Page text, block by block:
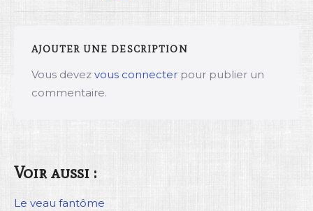
AJOUTER UNE DESCRIPTION
Vous devez vous connecter pour publier un
commentaire.
Voir aussi :
Le veau fantôme